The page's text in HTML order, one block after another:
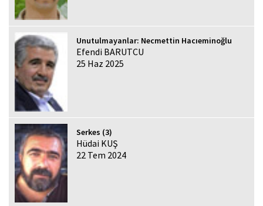
Unutulmayanlar: Necmettin Hacıeminoğlu
Efendi BARUTCU
25 Haz 2025
Serkes (3)
Hüdai KUŞ
22 Tem 2024